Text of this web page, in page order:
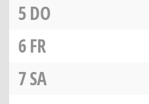
5DO
6FR
7SA